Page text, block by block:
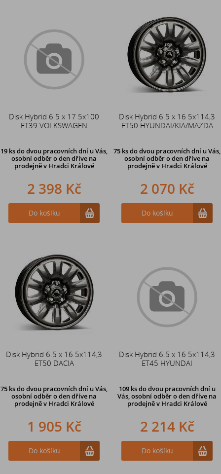
Disk Hybrid 6.5 x 17 5x100
ET39 VOLKSWAGEN
19 ksdo dvou pracovních dní u Vás,
osobní odběr o den dříve na
prodejně v Hradci Králové
2 398 Kč
Do košíku
Disk Hybrid 6.5 x 16 5x114,3
ET50 HYUNDAI/KIA/MAZDA
75 ksdo dvou pracovních dní u Vás,
osobní odběr o den dříve na
prodejně v Hradci Králové
2 070 Kč
Do košíku
Disk Hybrid 6.5 x 16 5x114,3
ET50 DACIA
75 ksdo dvou pracovních dní u Vás,
osobní odběr o den dříve na
prodejně v Hradci Králové
1 905 Kč
Do košíku
Disk Hybrid 6.5 x 16 5x114,3
ET45 HYUNDAI
109 ks do dvou pracovních dní u
Vás, osobní odběr o den dříve na
prodejně v Hradci Králové
2 214 Kč
Do košíku